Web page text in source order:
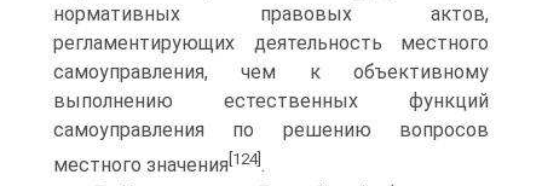
нормативных правовых актов,
регламентирующих деятельность местного
самоуправления, чем к объективному
выполнению естественных функций
самоуправления по решению вопросов
местного значения [124].